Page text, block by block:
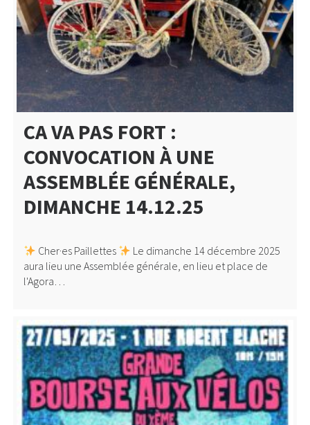
CA VA PAS FORT :
CONVOCATION À UNE
ASSEMBLÉE GÉNÉRALE,
DIMANCHE 14.12.25
Cher·es Paillettes
Le dimanche 14 décembre 2025
aura lieu une Assemblée générale, en lieu et place de
l'Agora…